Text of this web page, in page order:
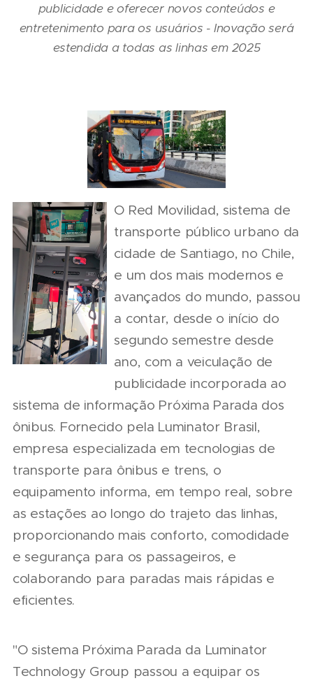
publicidade e oferecer novos conteúdos e
entretenimento para os usuários - Inovação será
estendida a todas as linhas em 2025
O Red Movilidad, sistema de
transporte público urbano da
cidade de Santiago, no Chile,
e um dos mais modernos e
avançados do mundo, passou
a contar, desde o início do
segundo semestre desde
ano, com a veiculação de
publicidade incorporada ao
sistema de informação Próxima Parada dos
ônibus. Fornecido pela Luminator Brasil,
empresa especializada em tecnologias de
transporte para ônibus e trens, o
equipamento informa, em tempo real, sobre
as estações ao longo do trajeto das linhas,
proporcionando mais conforto, comodidade
e segurança para os passageiros, e
colaborando para paradas mais rápidas e
eficientes.
"O sistema Próxima Parada da Luminator
Technology Group passou a equipar os